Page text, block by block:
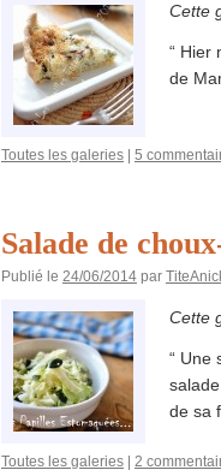
Cette
“ Hier
de
Toutes les galeries 5
Salade de
Publié le 24/06/2014 par
Cette
“ Une
de sa
Toutes les galeries 2